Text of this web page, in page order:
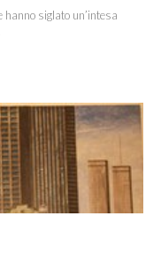
siglato un’intesa